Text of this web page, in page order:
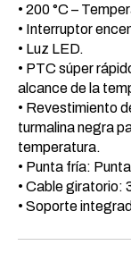
• 200 °C –
• Interruptor
• Luz LED.
• PTC súper
alcance de la
• Revestimiento
turmalina negra
temperatura.
• Punta fría:
• Cable giratorio:
• Soporte